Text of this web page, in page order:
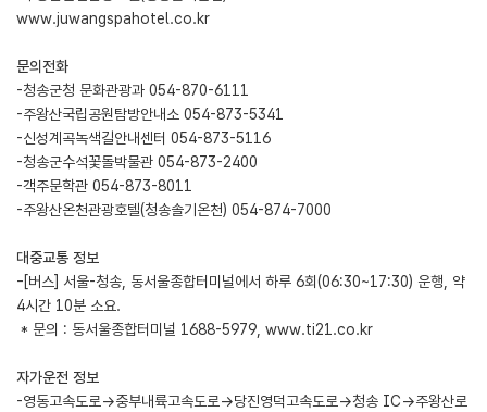
www.juwangspahotel.co.kr
문의전화
-청송군청 문화관광과 054-870-6111
-주왕산국립공원탐방안내소 054-873-5341
-신성계곡녹색길안내센터 054-873-5116
-청송군수석꽃돌박물관 054-873-2400
-객주문학관 054-873-8011
-주왕산온천관광호텔(청송솔기온천) 054-874-7000
대중교통 정보
-[버스] 서울-청송, 동서울종합터미널에서 하루 6회(06:30~17:30) 운행, 약
4시간 10분 소요.
* 문의 : 동서울종합터미널 1688-5979, www.ti21.co.kr
자가운전 정보
-영동고속도로→중부내륙고속도로→당진영덕고속도로→청송 IC→주왕산로